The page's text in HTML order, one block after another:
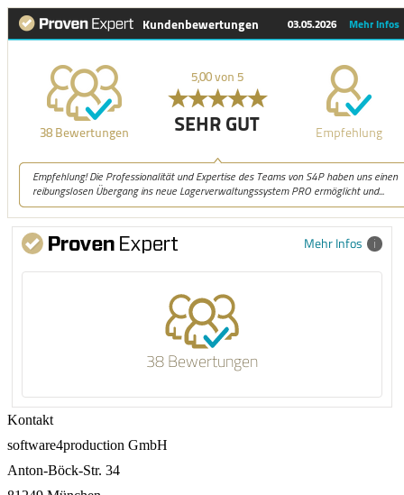
Mehr Infos
38 Bewertungen
Kontakt
software4production GmbH
Anton-Böck-Str. 34